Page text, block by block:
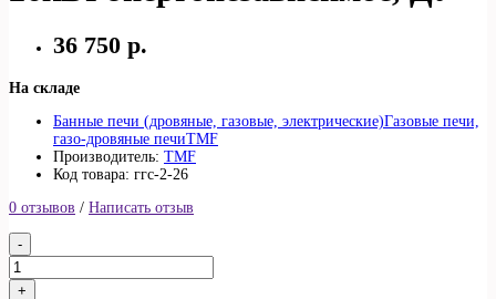
36 750 р.
На складе
Банные печи (дровяные, газовые, электрические)Газовые печи,
газо-дровяные печиTMF
Производитель: TMF
Код товара: ггс-2-26
0 отзывов / Написать отзыв